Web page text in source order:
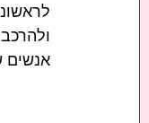
אנשים